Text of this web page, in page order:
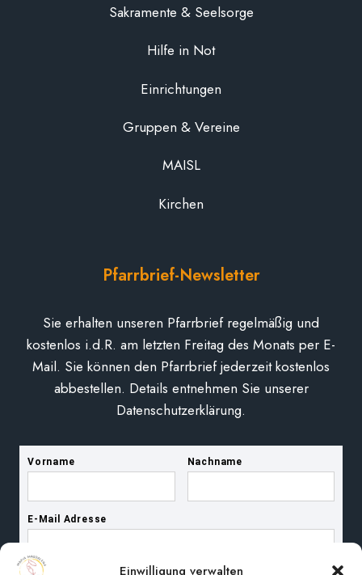
Einwilligung verwalten
Sakramente & Seelsorge
Hilfe in Not
Einrichtungen
Gruppen & Vereine
MAISL
Kirchen
Pfarrbrief-Newsletter
Sie erhalten unseren Pfarrbrief regelmäßig und
kostenlos i.d.R. am letzten Freitag des Monats per E-
Mail. Sie können den Pfarrbrief jederzeit kostenlos
abbestellen. Details entnehmen Sie unserer
Datenschutzerklärung.